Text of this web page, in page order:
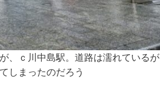
、ｃ川中島駅。道路は濡れているが
しまったのだろう